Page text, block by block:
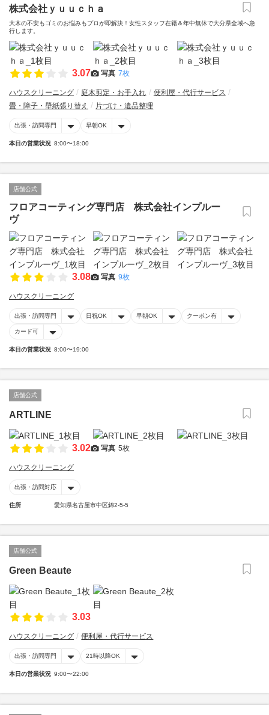
株式会社ｙｕｕｃｈａ
大木の不安もゴミのお悩みもプロが即解決！女性スタッフ在籍＆年中無休で大分県全域へ急
行します。
3.07 写真 7枚
ハウスクリーニング 庭木剪定・お手入れ
便利屋・代行サービス
畳・障子・壁紙張り替え
片づけ・遺品整理
出張・訪問専門 早朝OK
本日の営業状況 8:00〜18:00
店舗公式
フロアコーティング専門店 株式会社インプルー
ヴ
3.08 写真 9枚
ハウスクリーニング
出張・訪問専門 日祝OK 早朝OK クーポン有
カード可
本日の営業状況 8:00〜19:00
店舗公式
ARTLINE
3.02 写真 5枚
ハウスクリーニング
出張・訪問対応
住所 愛知県名古屋市中区錦2-5-5
店舗公式
Green Beaute
3.03
ハウスクリーニング 便利屋・代行サービス
出張・訪問専門 21時以降OK
本日の営業状況 9:00〜22:00